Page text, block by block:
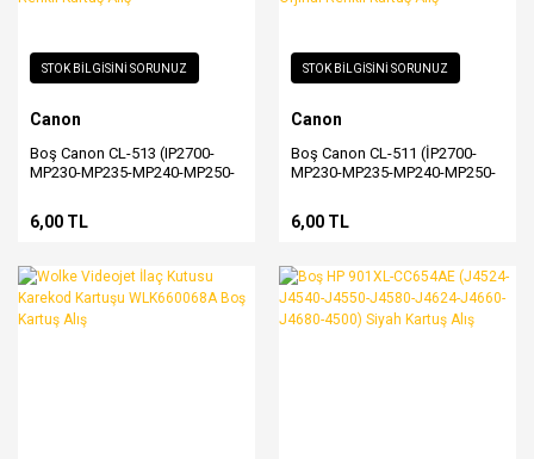
STOK BİLGİSİNİ SORUNUZ
Canon
Boş Canon CL-513 (IP2700-
MP230-MP235-MP240-MP250-
MP280-MP282-MP480-MP490-
MP492-MP495-MX320-MX330-
Renkli Kartuş Alış
6,00 TL
STOK BİLGİSİNİ SORUNUZ
Canon
Boş Canon CL-511 (İP2700-
MP230-MP235-MP240-MP250-
MP280-MP282-MP480-MP490-
MP492-MP495-MX320-MX330-
Orjinal Renkli Kartuş Alış
6,00 TL